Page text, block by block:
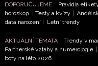
NEWSLETTER
DOPORUČUJEME Pravidla
horoskop | Testy a kvízy |
data narození | Letní trendy
AKTUÁLNÍ TÉMATA Trendy v
Partnerské vztahy a numerologie |
boty na léto 2026